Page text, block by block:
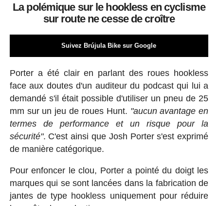
La polémique sur le hookless en cyclisme
sur route ne cesse de croître
Suivez Brújula Bike sur Google
Porter a été clair en parlant des roues hookless
face aux doutes d'un auditeur du podcast qui lui a
demandé s'il était possible d'utiliser un pneu de 25
mm sur un jeu de roues Hunt. "aucun avantage en
termes de performance et un risque pour la
sécurité". C'est ainsi que Josh Porter s'est exprimé
de manière catégorique.
Pour enfoncer le clou, Porter a pointé du doigt les
marques qui se sont lancées dans la fabrication de
jantes de type hookless uniquement pour réduire